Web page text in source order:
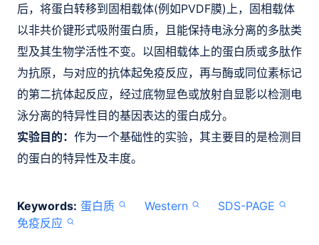
后，将蛋白转移到固相载体(例如PVDF膜)上，固相载体
以非共价键形式吸附蛋白质，且能保持电泳分离的多肽类
型及其生物学活性不变。以固相载体上的蛋白质或多肽作
为抗原，与对应的抗体起免疫反应，再与酶或同位素标记
的第二抗体起反应，经过底物显色或放射自显影以检测电
泳分离的特异性目的基因表达的蛋白成分。
实验目的： 作为一个基础性的实验，其主要目的是检测目
的蛋白的特异性及丰度。
Keywords: 蛋白质 Western
SDS-PAGE
免疫反应